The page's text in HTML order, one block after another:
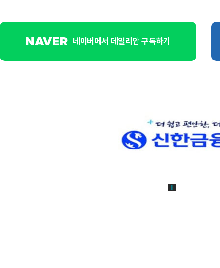
네이버에서 데일리안 구독하기